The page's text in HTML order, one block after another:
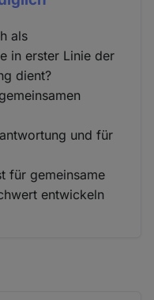
als
in erster Linie der
dient?
und für
für gemeinsame
entwickeln